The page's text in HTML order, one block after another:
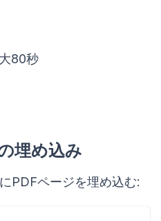
80秒
埋め込み
PDFページを埋め込む: